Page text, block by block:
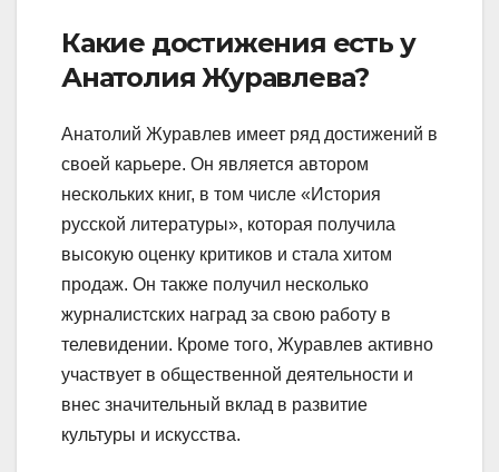
Какие достижения есть у
Анатолия Журавлева?
Анатолий Журавлев имеет ряд достижений в
своей карьере. Он является автором
нескольких книг, в том числе «История
русской литературы», которая получила
высокую оценку критиков и стала хитом
продаж. Он также получил несколько
журналистских наград за свою работу в
телевидении. Кроме того, Журавлев активно
участвует в общественной деятельности и
внес значительный вклад в развитие
культуры и искусства.